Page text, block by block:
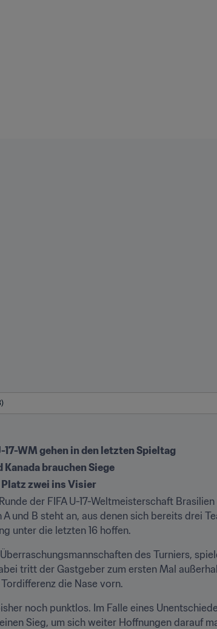
17-WM gehen in den letzten Spieltag
Kanada brauchen Siege
zwei ins Visier
der FIFA U-17-Weltmeisterschaft
und B steht an, aus denen sich bereits drei
unter die letzten 16 hoffen.
des Turniers,
die Nase vorn.
noch punktlos. Im Falle eines
Sieg, um sich weiter Hoffnungen darauf